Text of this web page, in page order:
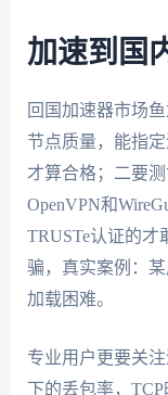
加速到国
回国加速器市场
节点质量，能指
才算合格；二要
OpenVPN和
TRUSTe认证的
骗，真实案例：
加载困难。
专业用户更要关
下的丢包率，